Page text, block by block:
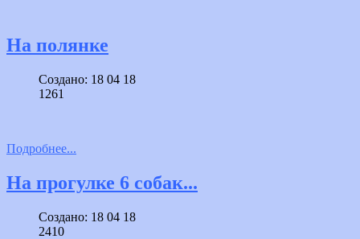
На полянке
Создано: 18 04 18
1261
Подробнее...
На прогулке 6 собак...
Создано: 18 04 18
2410